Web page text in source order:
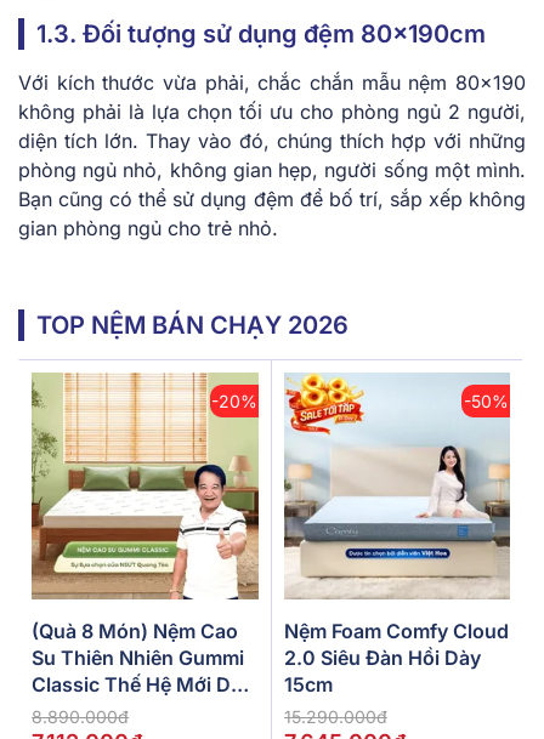
1.3. Đối tượng sử dụng đệm 80x190cm
Với kích thước vừa phải, chắc chắn mẫu nệm 80×190
không phải là lựa chọn tối ưu cho phòng ngủ 2 người,
diện tích lớn. Thay vào đó, chúng thích hợp với những
phòng ngủ nhỏ, không gian hẹp, người sống một mình.
Bạn cũng có thể sử dụng đệm để bố trí, sắp xếp không
gian phòng ngủ cho trẻ nhỏ.
TOP NỆM BÁN CHẠY 2026
-20%
(Quà 8 Món) Nệm Cao
Su Thiên Nhiên Gummi
Classic Thế Hệ Mới Dày
5/10/15cm
8.890.000đ
-50%
Nệm Foam Comfy Cloud
2.0 Siêu Đàn Hồi Dày
15cm
15.290.000đ